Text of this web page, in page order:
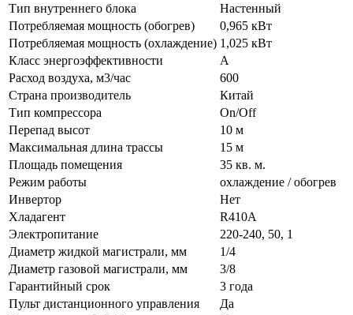
Тип внутреннего блока
Настенный
Потребляемая мощность (обогрев)
0,965 кВт
Потребляемая мощность (охлаждение) 1,025 кВт
Класс энергоэффективности
A
Расход воздуха, м3/час
600
Страна производитель
Китай
Тип компрессора
On/Off
Перепад высот
10 м
Максимальная длина трассы
15 м
Площадь помещения
35 кв. м.
Режим работы
охлаждение / обогрев
Инвертор
Нет
Хладагент
R410A
Электропитание
220-240, 50, 1
Диаметр жидкой магистрали, мм
1/4
Диаметр газовой магистрали, мм
3/8
Гарантийный срок
3 года
Пульт дистанционного управления
Да